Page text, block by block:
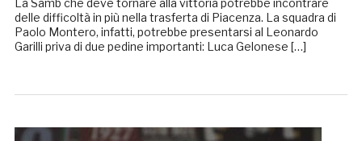
La Samb che deve tornare alla vittoria potrebbe incontrare
delle difficoltà in più nella trasferta di Piacenza. La squadra di
Paolo Montero, infatti, potrebbe presentarsi al Leonardo
Garilli priva di due pedine importanti: Luca Gelonese […]